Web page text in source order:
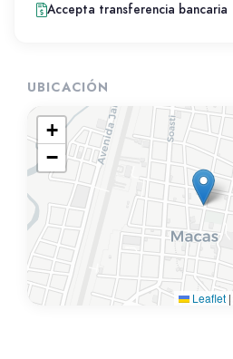
Accepta transferencia bancaria
UBICACIÓN
+
−
Leaflet |